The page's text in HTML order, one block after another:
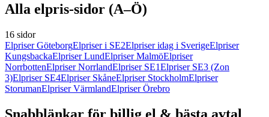
Alla elpris-sidor (A–Ö)
16 sidor
Elpriser GöteborgElpriser i SE2Elpriser idag i SverigeElpriser
KungsbackaElpriser LundElpriser MalmöElpriser
NorrbottenElpriser NorrlandElpriser SE1Elpriser SE3 (Zon
3)Elpriser SE4Elpriser SkåneElpriser StockholmElpriser
StorumanElpriser VärmlandElpriser Örebro
Snabblänkar för billig el & bästa avtal